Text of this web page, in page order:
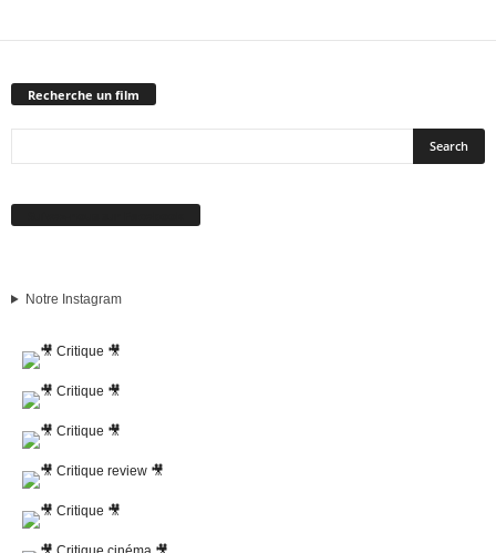
Recherche un film
Notre Instagram